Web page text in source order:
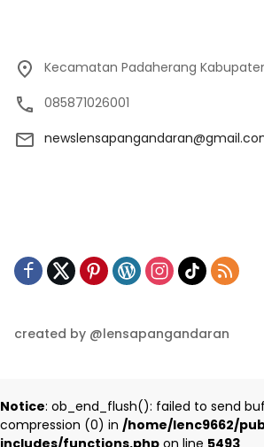
Kecamatan Padaherang
085871026001
created by @lensapangandaran
Notice: ob_end_flush(): failed to send
compression (0) in /home/lenc9662/
includes/functions.php on line 5493